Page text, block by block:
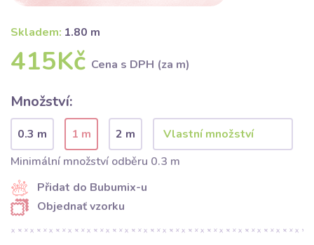
Skladem: 1.80 m
415Kč Cena s DPH (za m)
Množství:
0.3 m 1 m
2 m
Minimální množství odběru 0.3 m
Přidat do Bubumix-u
Objednať vzorku